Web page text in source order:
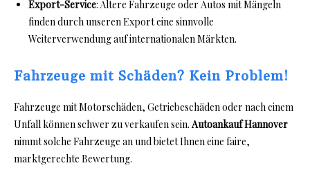
Export-Service: Ältere Fahrzeuge oder Autos mit Mängeln
finden durch unseren Export eine sinnvolle
Weiterverwendung auf internationalen Märkten.
Fahrzeuge mit Schäden? Kein Problem!
Fahrzeuge mit Motorschäden, Getriebeschäden oder nach einem
Unfall können schwer zu verkaufen sein. Autoankauf Hannover
nimmt solche Fahrzeuge an und bietet Ihnen eine faire,
marktgerechte Bewertung.